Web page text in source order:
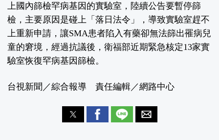
上國內篩檢罕病基因的實驗室，陸續公告要暫停篩
檢，主要原因是碰上「落日法令」，導致實驗室趕不
上重新申請，讓SMA患者陷入有藥卻無法篩出罹病兒
童的窘境，經過抗議後，衛福部近期緊急核定13家實
驗室恢復罕病基因篩檢。
台視新聞／綜合報導 責任編輯／網路中心